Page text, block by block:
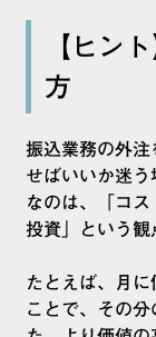
【ヒン
方
振込業務の外注
せばいいか迷
なのは、「コ
投資」という観
たとえば、月
ことで、その